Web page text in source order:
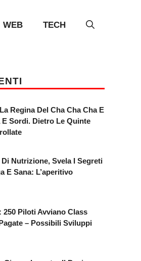
WEB TECH
Regina Del Cha Cha Cha E
E Sordi. Dietro Le Quinte
Nutrizione, Svela I Segreti
E Sana: L’aperitivo
Piloti Avviano Class
– Possibili Sviluppi